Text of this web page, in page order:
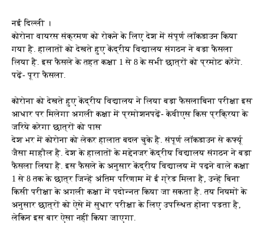
नई दिल्ली ।
कोरोना वायरस संक्रमण को रोकने के लिए देश में संपूर्ण लॉकडाउन किया
गया है. हालातों को देखते हुए केंद्रीय विद्यालय संगठन ने बड़ा फैसला
लिया है. इस फैसले के तहत कक्षा 1 से 8 के सभी छात्रों को प्रमोट करेंगे.
पढ़ें- पूरा फैसला.
कोरोना को देखते हुए केंद्रीय विद्यालय ने लिया बड़ा फैसलाबिना परीक्षा इस
आधार पर मिलेगा अगली कक्षा में प्रमोशनपढ़ें- केवीएस किस प्रक्र‍िया के
जरिये करेगा छात्रों को पास
देश भर में कोरोना को लेकर हालात बदल चुके है. संपूर्ण लॉकडाउन से कर्फ्यू
जैसा माहौल है. देश के हालातों के मद्देनजर केंद्रीय विद्यालय संगठन ने बड़ा
फैसला लिया है. इस फैसले के अनुसार केंद्रीय विद्यालय में पढ़ने वाले कक्षा
1 से 8 तक के छात्र जिन्हें अंतिम परिणाम में ई ग्रेड मिला है, उन्हें बिना
किसी परीक्षा के अगली कक्षा में पदोन्नत किया जा सकता है. तय नियमों के
अनुसार छात्रों को ऐसे में सुधार परीक्षा के लिए उपस्थित होना पड़ता है,
लेकिन इस बार ऐसा नहीं किया जाएगा.